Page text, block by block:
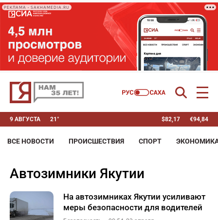
РЕКЛАМА • SAKHAMEDIA.RU
9 АВГУСТА 21° $82,17 €94,84
ВСЕ НОВОСТИ ПРОИСШЕСТВИЯ СПОРТ
автозимники Якутии
На автозимниках Якутии усиливают
меры безопасности для водителей